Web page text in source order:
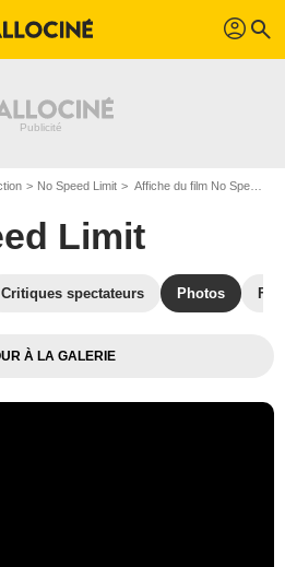
profil search
No Speed Limit Affiche du film No Speed Limit - Photo 1
Limit
Critiques spectateurs Photos
À LA GALERIE